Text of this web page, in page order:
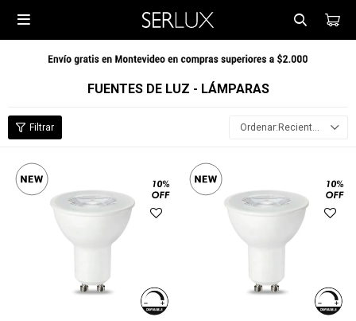

FUENTES DE LUZ - LÁMPARAS
Recientes